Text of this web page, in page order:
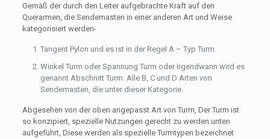
Gemäß der durch den Leiter aufgebrachte Kraft auf den
Querarmen, die Sendemasten in einer anderen Art und Weise
kategorisiert werden-
Tangent Pylon und es ist in der Regel A – Typ Turm.
Winkel Turm oder Spannung Turm oder irgendwann wird es
genannt Abschnitt Turm. Alle B, C und D Arten von
Sendemasten, die unter dieser Kategorie.
Abgesehen von der oben angepasst Art von Turm, Der Turm ist
so konzipiert, spezielle Nutzungen gerecht zu werden unten
aufgeführt, Diese werden als spezielle Turmtypen bezeichnet